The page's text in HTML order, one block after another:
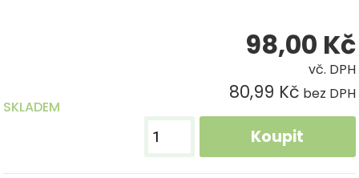
SKLADEM
98,00 Kč
vč. DPH
80,99 Kč bez DPH
Koupit